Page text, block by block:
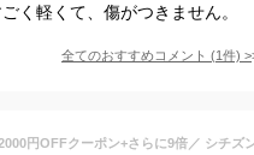
く軽くて、傷がつきません。
全てのおすすめコメント (1件) >